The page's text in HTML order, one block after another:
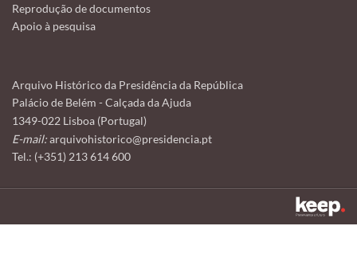
Reprodução de documentos
Apoio à pesquisa
Arquivo Histórico da Presidência da República
Palácio de Belém - Calçada da Ajuda
1349-022 Lisboa (Portugal)
E-mail:arquivohistorico@presidencia.pt
Tel.: (+351) 213 614 600